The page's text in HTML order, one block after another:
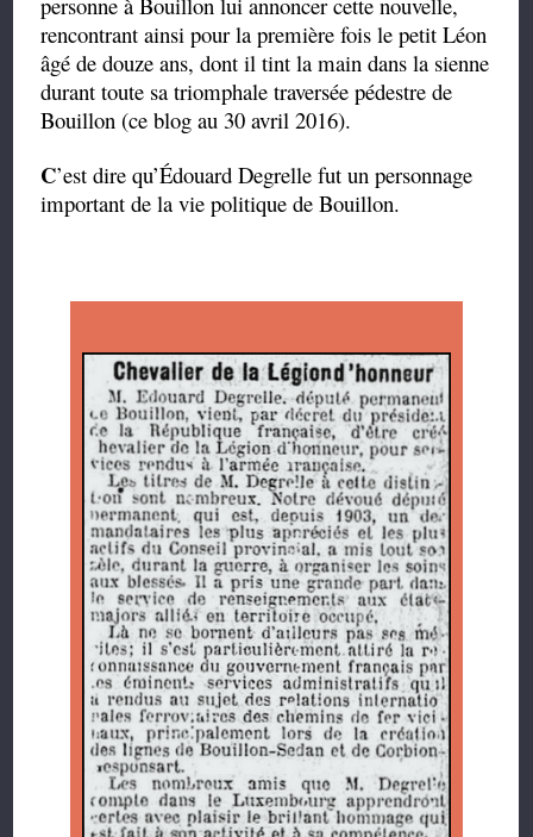
rencontrant ainsi pour la première fois le petit Léon
âgé de douze ans, dont il tint la main dans la sienne
durant toute sa triomphale traversée pédestre de
Bouillon (ce blog au 30 avril 2016).
C’est dire qu’Édouard Degrelle fut un personnage
important de la vie politique de Bouillon.